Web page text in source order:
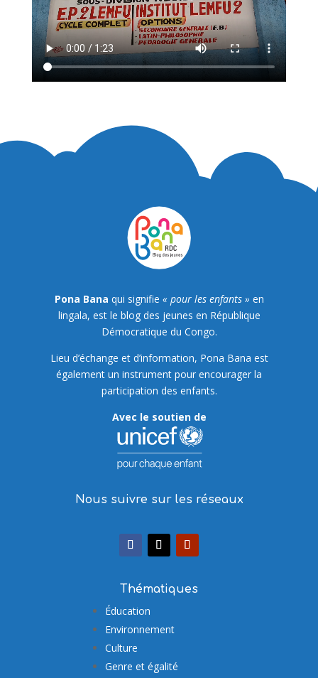
Pona Bana qui signifie « pour les enfants » en
lingala, est le blog des jeunes en République
Démocratique du Congo.
Lieu d’échange et d’information, Pona Bana est
également un instrument pour encourager la
participation des enfants.
Avec le soutien de
Nous suivre sur les réseaux
Thématiques
Éducation
Environnement
Culture
Genre et égalité